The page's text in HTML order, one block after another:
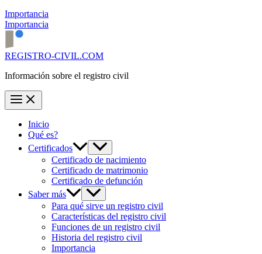
Importancia
Importancia
REGISTRO-CIVIL.COM
Información sobre el registro civil
Inicio
Qué es?
Certificados
Certificado de nacimiento
Certificado de matrimonio
Certificado de defunción
Saber más
Para qué sirve un registro civil
Características del registro civil
Funciones de un registro civil
Historia del registro civil
Importancia